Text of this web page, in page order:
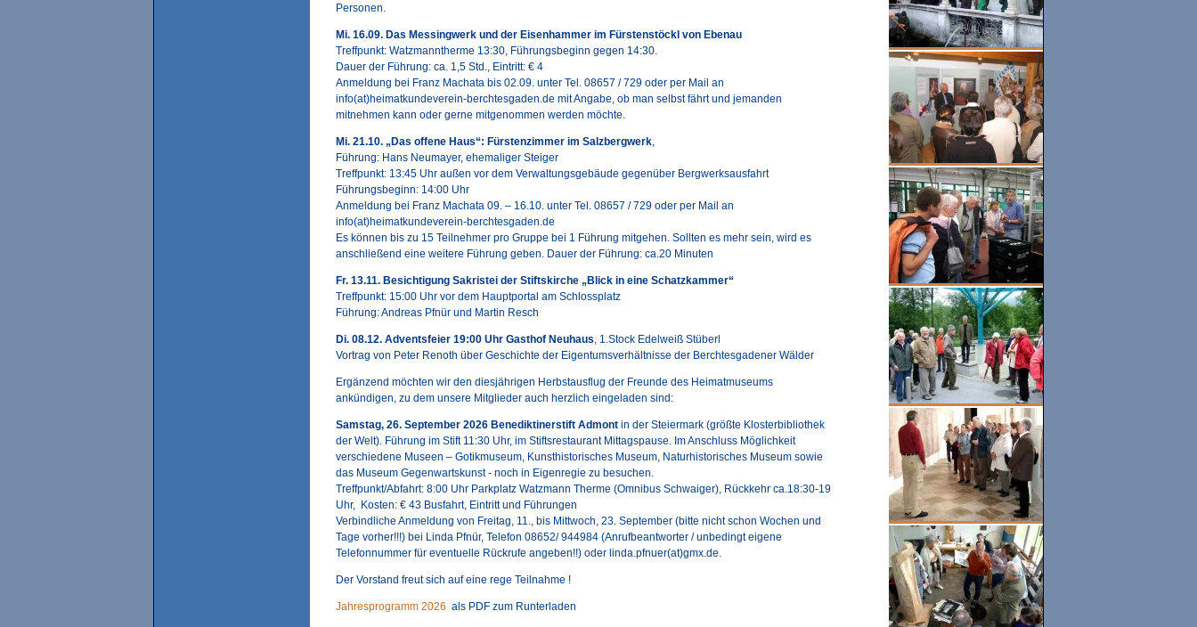
Personen.
Mi. 16.09. Das Messingwerk und der Eisenhammer im Fürstenstöckl von Ebenau
Treffpunkt: Watzmanntherme 13:30, Führungsbeginn gegen 14:30.
Dauer der Führung: ca. 1,5 Std., Eintritt: € 4
Anmeldung bei Franz Machata bis 02.09. unter Tel. 08657 / 729 oder per Mail an
info(at)heimatkundeverein-berchtesgaden.de mit Angabe, ob man selbst fährt und jemanden
mitnehmen kann oder gerne mitgenommen werden möchte.
Mi. 21.10. „Das offene Haus“: Fürstenzimmer im Salzbergwerk,
Führung: Hans Neumayer, ehemaliger Steiger
Treffpunkt: 13:45 Uhr außen vor dem Verwaltungsgebäude gegenüber Bergwerksausfahrt
Führungsbeginn: 14:00 Uhr
Anmeldung bei Franz Machata 09. – 16.10. unter Tel. 08657 / 729 oder per Mail an
info(at)heimatkundeverein-berchtesgaden.de
Es können bis zu 15 Teilnehmer pro Gruppe bei 1 Führung mitgehen. Sollten es mehr sein, wird es
anschließend eine weitere Führung geben. Dauer der Führung: ca.20 Minuten
Fr. 13.11. Besichtigung Sakristei der Stiftskirche „Blick in eine Schatzkammer“
Treffpunkt: 15:00 Uhr vor dem Hauptportal am Schlossplatz
Führung: Andreas Pfnür und Martin Resch
Di. 08.12. Adventsfeier 19:00 Uhr Gasthof Neuhaus, 1.Stock Edelweiß Stüberl
Vortrag von Peter Renoth über Geschichte der Eigentumsverhältnisse der Berchtesgadener Wälder
Ergänzend möchten wir den diesjährigen Herbstausflug der Freunde des Heimatmuseums
ankündigen, zu dem unsere Mitglieder auch herzlich eingeladen sind:
Samstag, 26. September 2026 Benediktinerstift Admont in der Steiermark (größte Klosterbibliothek
der Welt). Führung im Stift 11:30 Uhr, im Stiftsrestaurant Mittagspause. Im Anschluss Möglichkeit
verschiedene Museen – Gotikmuseum, Kunsthistorisches Museum, Naturhistorisches Museum sowie
das Museum Gegenwartskunst - noch in Eigenregie zu besuchen.
Treffpunkt/Abfahrt: 8:00 Uhr Parkplatz Watzmann Therme (Omnibus Schwaiger), Rückkehr ca.18:30-19
Uhr, Kosten: € 43 Busfahrt, Eintritt und Führungen
Verbindliche Anmeldung von Freitag, 11., bis Mittwoch, 23. September (bitte nicht schon Wochen und
Tage vorher!!!) bei Linda Pfnür, Telefon 08652/ 944984 (Anrufbeantworter / unbedingt eigene
Telefonnummer für eventuelle Rückrufe angeben!!) oder linda.pfnuer(at)gmx.de.
Der Vorstand freut sich auf eine rege Teilnahme !
Jahresprogramm 2026 als PDF zum Runterladen